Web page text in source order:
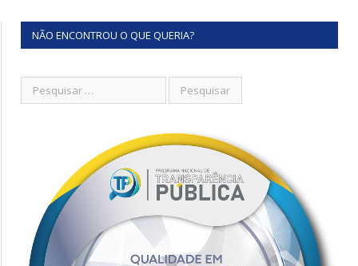
NÃO ENCONTROU O QUE QUERIA?